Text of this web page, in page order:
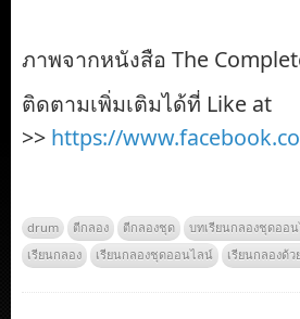
ภาพจากหนังสือ The
ติดตามเพิ่มเติมได้ที่ Like at
>> https://
drum ตีกลอง ตีกลองชุด บทเรียนกลองชุดออ
เรียนกลอง
เรียนกลองชุดออนไลน์ เรียนกลองด้ว